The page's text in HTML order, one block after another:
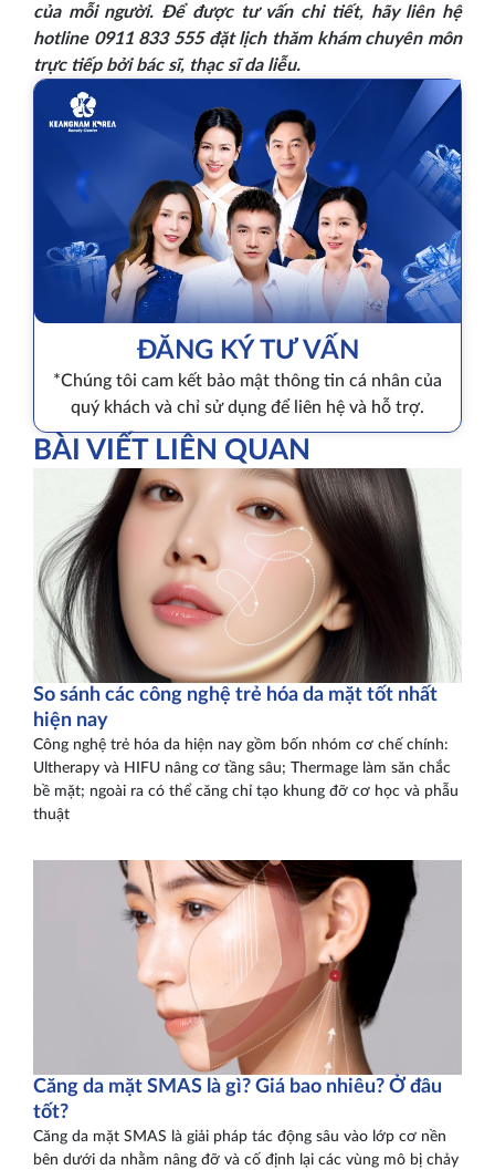
của mỗi người. Để được tư vấn chi tiết, hãy liên hệ
hotline 0911 833 555 đặt lịch thăm khám chuyên môn
trực tiếp bởi bác sĩ, thạc sĩ da liễu.
ĐĂNG KÝ TƯ VẤN
*Chúng tôi cam kết bảo mật thông tin cá nhân của
quý khách và chỉ sử dụng để liên hệ và hỗ trợ.
BÀI VIẾT LIÊN QUAN
So sánh các công nghệ trẻ hóa da mặt tốt nhất
hiện nay
Công nghệ trẻ hóa da hiện nay gồm bốn nhóm cơ chế chính:
Ultherapy và HIFU nâng cơ tầng sâu; Thermage làm săn chắc
bề mặt; ngoài ra có thể căng chỉ tạo khung đỡ cơ học và phẫu
thuật
Căng da mặt SMAS là gì? Giá bao nhiêu? Ở đâu
tốt?
Căng da mặt SMAS là giải pháp tác động sâu vào lớp cơ nền
bên dưới da nhằm nâng đỡ và cố định lại các vùng mô bị chảy